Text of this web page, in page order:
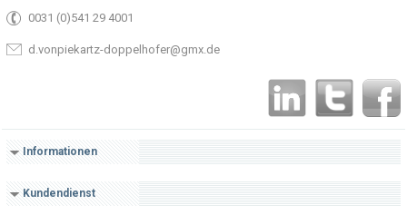
0031 (0)541 29 4001
d.vonpiekartz-doppelhofer@gmx.de
Informationen
Kundendienst